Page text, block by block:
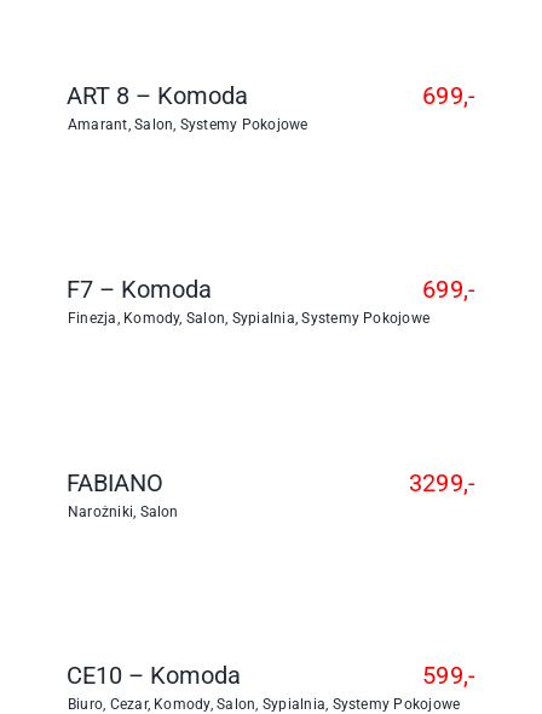
ART 8 – Komoda
Amarant,Salon, Systemy Pokojowe
699,-
F7 – Komoda
Finezja, Komody, Salon, Sypialnia,Systemy Pokojowe
699,-
FABIANO
Narożniki, Salon
3299,-
CE10 – Komoda
Biuro, Cezar, Komody,Salon, Sypialnia, Systemy Pokojowe
599,-